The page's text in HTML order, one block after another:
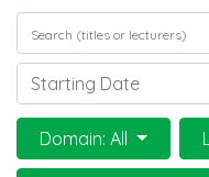
Domain: All